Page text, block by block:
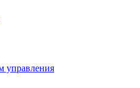
управления